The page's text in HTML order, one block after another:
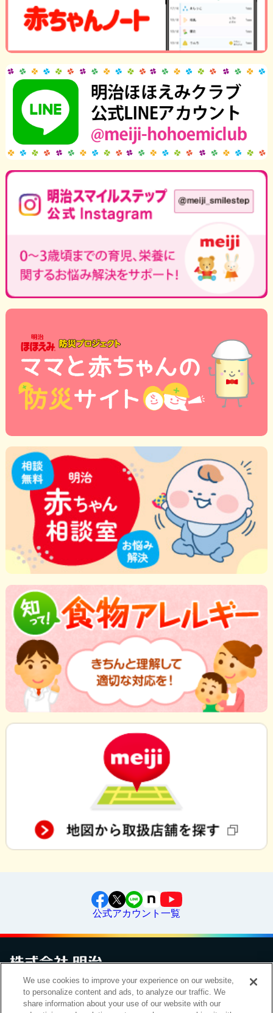
公式アカウント一覧
お問い合わせサイトマップ個人情報保護について電子公告
アクセシビリティへの対応方針ご利用規約明治グループのDX
Cookie Settings
We use cookies to improve your experience on our website,
to personalize content and ads, to analyze our traffic. We
share information about your use of our website with our